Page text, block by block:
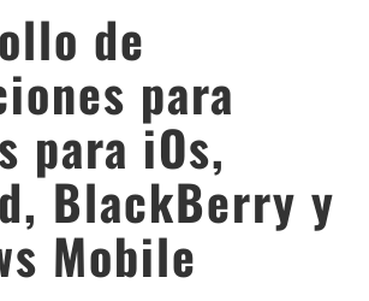
de
para
para iOs,
BlackBerry y
Mobile